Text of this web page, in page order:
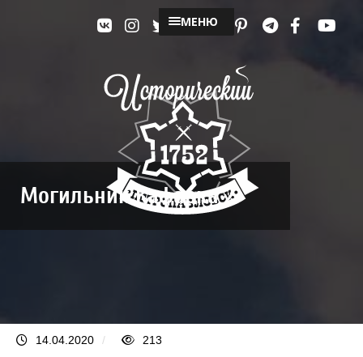
МЕНЮ
Могильник Кафарка 2
14.04.2020 / 213